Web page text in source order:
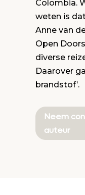
Colombia.
weten is
Anne van
Open
diverse
Daarover
brandstof’.
Neem
auteur